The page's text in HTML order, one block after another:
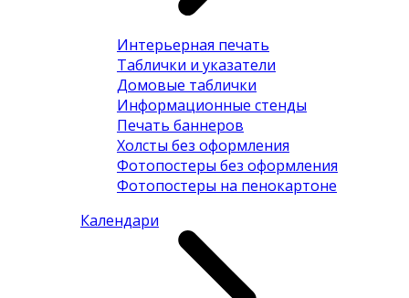
Интерьерная печать
Таблички и указатели
Домовые таблички
Информационные стенды
Печать баннеров
Холсты без оформления
Фотопостеры без оформления
Фотопостеры на пенокартоне
Календари